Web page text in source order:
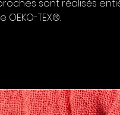
sont réalisés
TEX®.